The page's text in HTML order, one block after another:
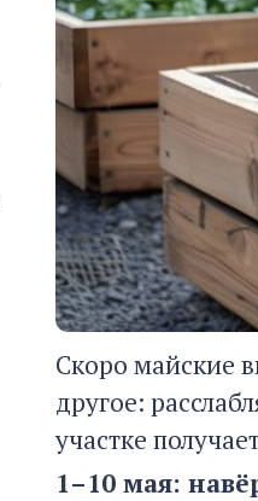
Скоро майские
другое:
участке
1–10 мая: